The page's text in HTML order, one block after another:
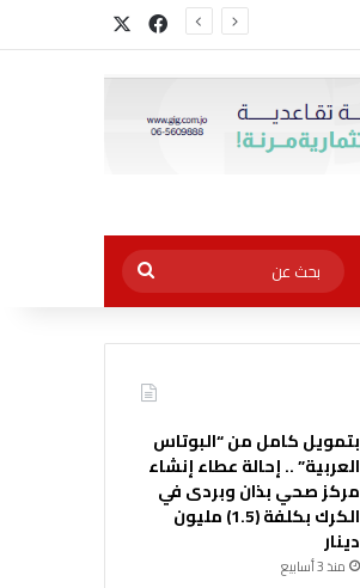
فيسبوك
الوضع المظلم
بحث
عن
بتمويل كامل من “البوتاس
العربية” .. إحالة عطاء إنشاء
مركز صحي بذان وبردى في
الكرك بكلفة (1.5) مليون
دينار
منذ 3 أسابيع